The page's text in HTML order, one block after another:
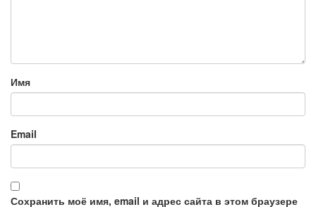
Имя
Email
Сохранить моё имя, email и адрес сайта в этом браузере